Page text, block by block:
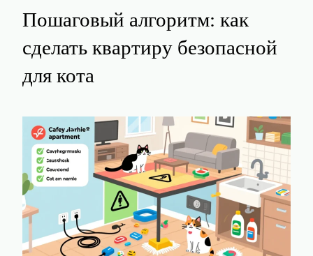
Пошаговый алгоритм: как
сделать квартиру безопасной
для кота